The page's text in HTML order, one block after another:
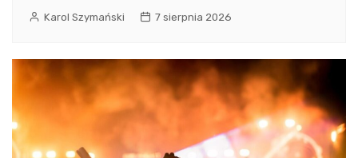
Karol Szymański 7 sierpnia 2026